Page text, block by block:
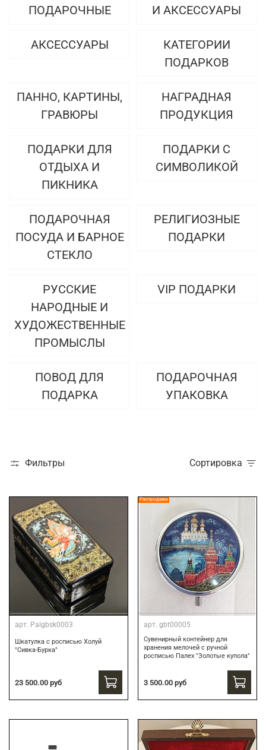
ПОДАРОЧНЫЕ
И АКСЕССУАРЫ
АКСЕССУАРЫ
КАТЕГОРИИ
ПОДАРКОВ
ПАННО, КАРТИНЫ,
ГРАВЮРЫ
НАГРАДНАЯ
ПРОДУКЦИЯ
ПОДАРКИ ДЛЯ
ОТДЫХА И
ПИКНИКА
ПОДАРКИ С
СИМВОЛИКОЙ
ПОДАРОЧНАЯ
ПОСУДА И БАРНОЕ
СТЕКЛО
РЕЛИГИОЗНЫЕ
ПОДАРКИ
РУССКИЕ
НАРОДНЫЕ И
ХУДОЖЕСТВЕННЫЕ
ПРОМЫСЛЫ
VIP ПОДАРКИ
ПОВОД ДЛЯ
ПОДАРКА
ПОДАРОЧНАЯ
УПАКОВКА
Фильтры Сортировка
арт. Palgbsk0003
Шкатулка с росписью Холуй
"Сивка-Бурка"
23 500.00 руб
Распродажа
арт. gbt00005
Сувенирный контейнер для
хранения мелочей с ручной
росписью Палех "Золотые купола"
3 500.00 руб